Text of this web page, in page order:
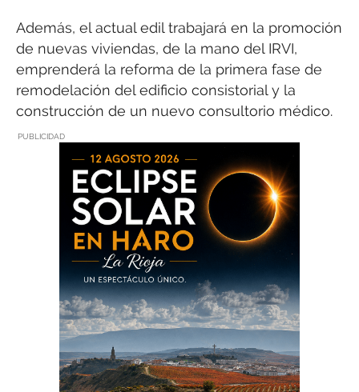
Además, el actual edil trabajará en la promoción
de nuevas viviendas, de la mano del IRVI,
emprenderá la reforma de la primera fase de
remodelación del edificio consistorial y la
construcción de un nuevo consultorio médico.
PUBLICIDAD